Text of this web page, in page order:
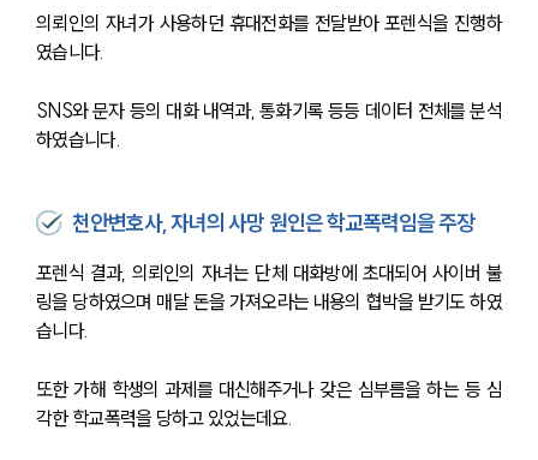
의뢰인의 자녀가 사용하던 휴대전화를 전달받아 포렌식을 진행하
였습니다.
SNS와 문자 등의 대화 내역과, 통화기록 등등 데이터 전체를 분석
하였습니다.
천안변호사, 자녀의 사망 원인은 학교폭력임을 주장
포렌식 결과, 의뢰인의 자녀는 단체 대화방에 초대되어 사이버 불
링을 당하였으며 매달 돈을 가져오라는 내용의 협박을 받기도 하였
습니다.
또한 가해 학생의 과제를 대신해주거나 갖은 심부름을 하는 등 심
각한 학교폭력을 당하고 있었는데요.